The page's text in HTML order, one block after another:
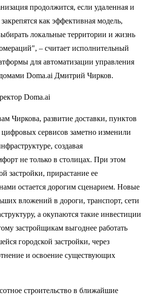
продолжится, если удаленная и
как эффективная модель,
локальные территории и жизнь
– считает исполнительный
для автоматизации управления
Doma.ai Дмитрий Чирков.
Doma.ai
Чиркова, развитие доставки, пунктов
сервисов заметно изменили
создавая
не только в столицах. При этом
застройки, прирастание ее
остается дорогим сценарием. Новые
вложений в дороги, транспорт, сети
а окупаются такие инвестиции
застройщикам выгоднее работать
городской застройки, через
и освоение существующих
строительство в ближайшие